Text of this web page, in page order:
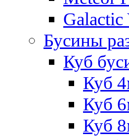
Galactic
Бусины
Куб
Куб
Куб
Куб